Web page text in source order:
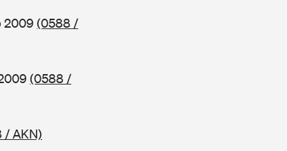
2009 (0588 /
(0588 /
/ AKN)